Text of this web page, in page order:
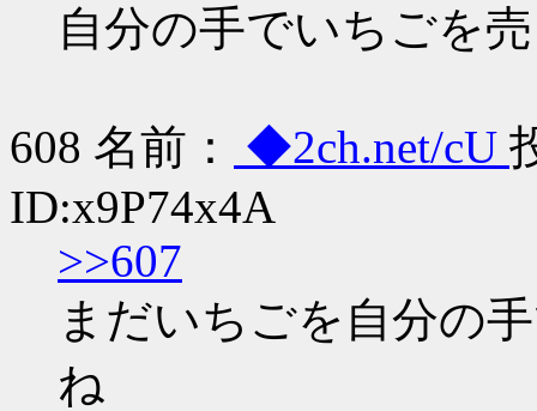
自分の手でいちごを
608 名前： ◆2ch.net/cU
ID:x9P74x4A
>>607
まだいちごを自分の
ね